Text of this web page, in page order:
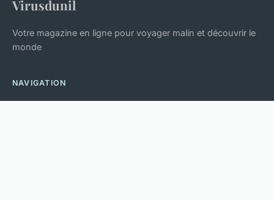
Virusdunil
Votre magazine en ligne pour voyager malin et découvrir le
monde
NAVIGATION